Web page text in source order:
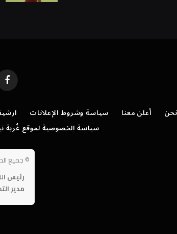
أعلن معنا سياسة وشروط الإعلانات
سياسة الخصوصية لموقع غُربة
© جميع
رئيس
مدير